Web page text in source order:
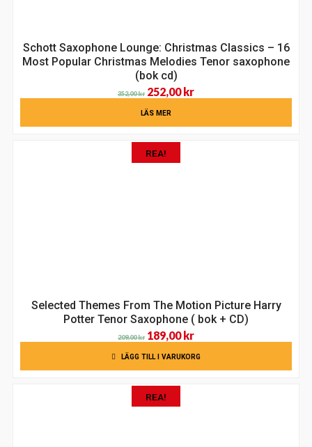
Schott Saxophone Lounge: Christmas Classics – 16
Most Popular Christmas Melodies Tenor saxophone
(bok cd)
352,00kr Det
ursprungliga
priset
var:
352,00 kr.
252,00krDet
priset
LÄS MER
REA!
Selected Themes From The Motion Picture Harry
Potter Tenor Saxophone ( bok + CD)
209,00kr Det
ursprungliga
priset
var:
209,00 kr.
189,00krDet
nuvarande
priset
LÄGG TILL I VARUKORG
REA!